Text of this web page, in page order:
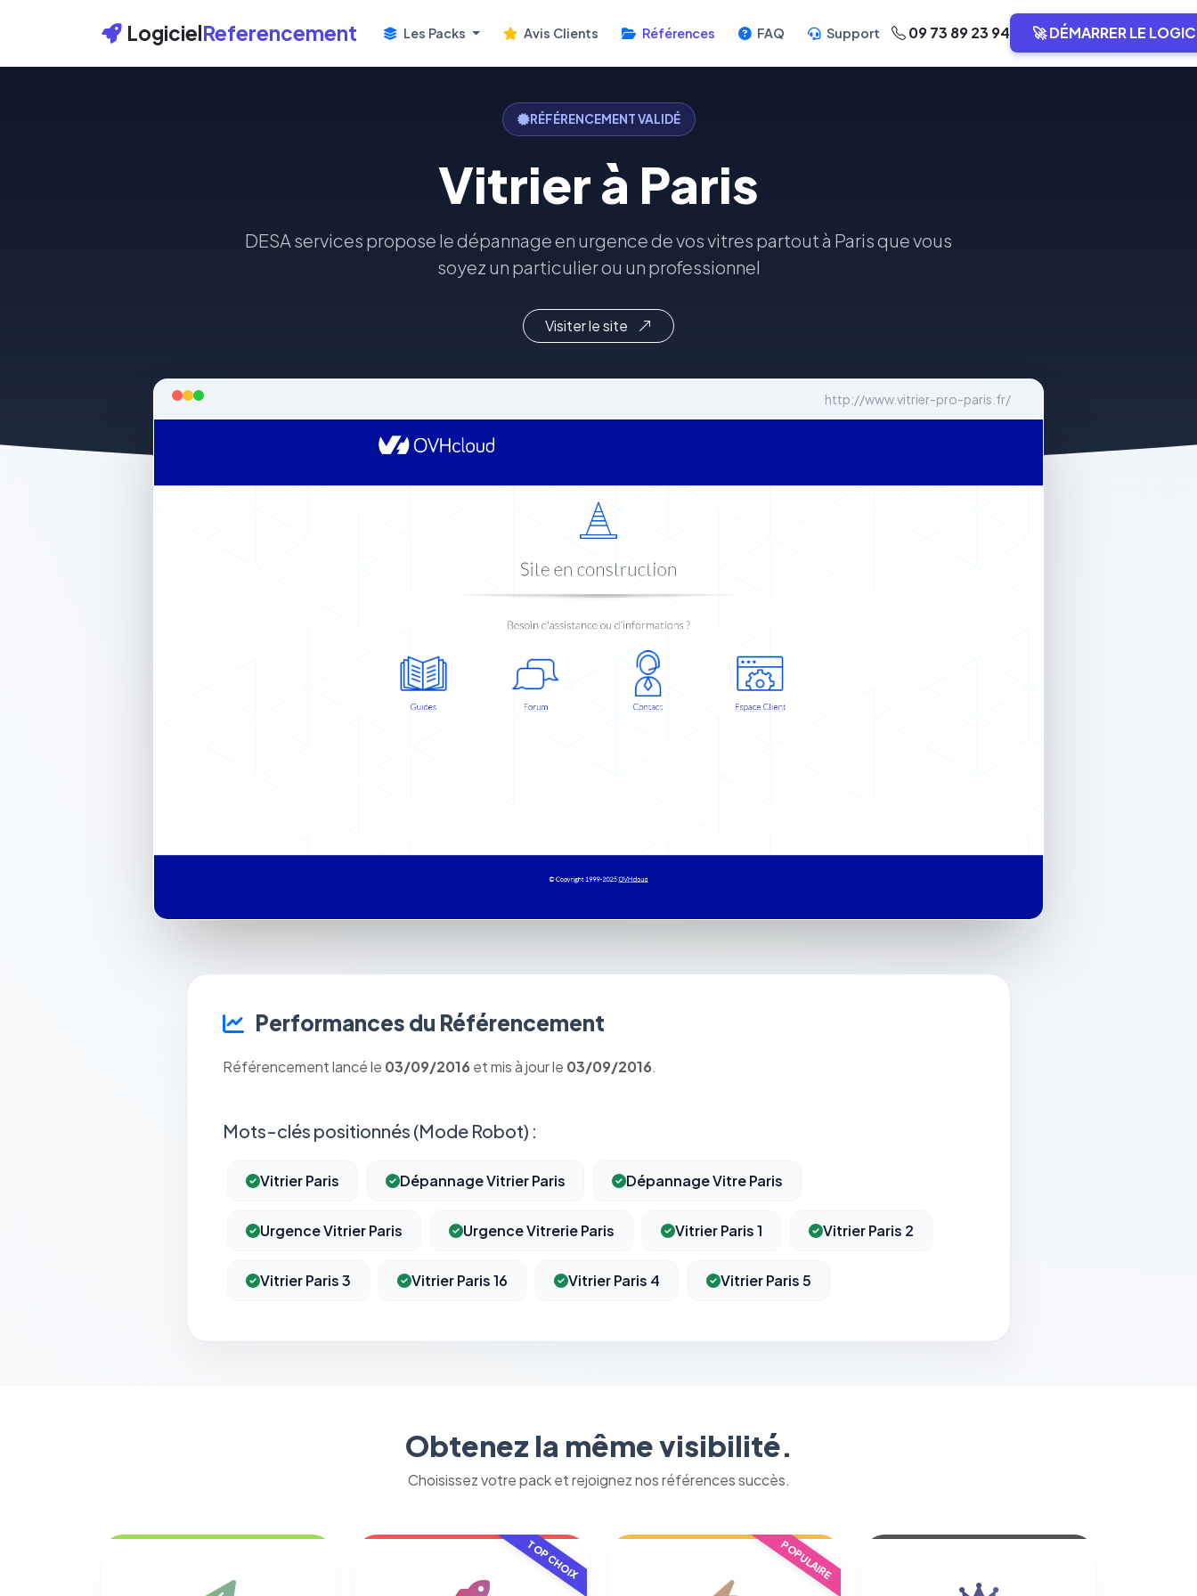
LogicielReferencement Les Packs Avis Clients Références FAQ Support 09 73 89 23 94 🚀 DÉMARRER LE
RÉFÉRENCEMENT VALIDÉ
Vitrier à Paris
DESA services propose le dépannage en urgence de vos vitres partout à Paris que vous
soyez un particulier ou un professionnel
Visiter le site
http://www.vitrier-pro-paris.fr/
Performances du Référencement
Référencement lancé le 03/09/2016 et mis à jour le 03/09/2016.
Mots-clés positionnés (Mode Robot) :
Vitrier Paris Dépannage Vitrier Paris Dépannage Vitre Paris
Urgence Vitrier Paris Urgence Vitrerie Paris Vitrier Paris 1 Vitrier Paris 2
Vitrier Paris 3 Vitrier Paris 16 Vitrier Paris 4 Vitrier Paris 5
Obtenez la même visibilité.
Choisissez votre pack et rejoignez nos références succès.
TOP CHOIX POPULAIRE
Nécessaires au fonctionnement du site : session, sécurité,
Cookies analytiques